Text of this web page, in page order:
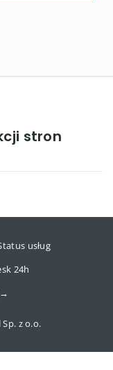
stron
usług
24h
z o.o.